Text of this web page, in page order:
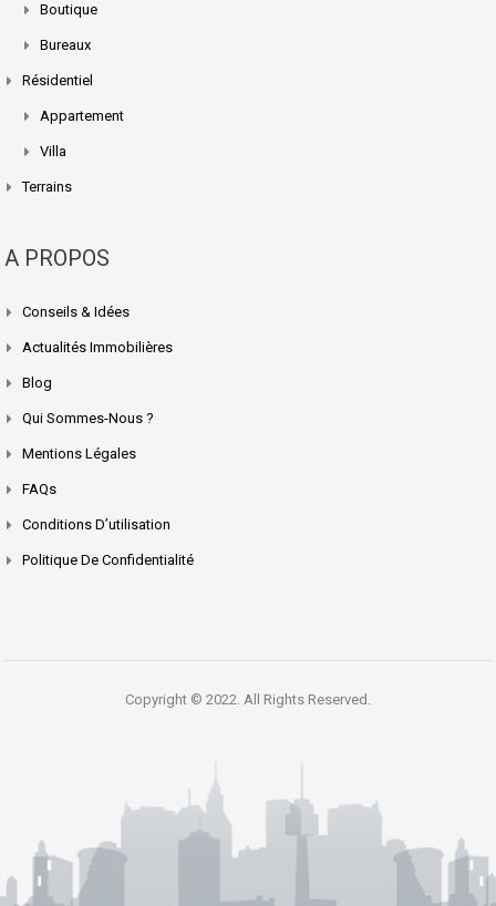
Boutique
Bureaux
Résidentiel
Appartement
Villa
Terrains
A PROPOS
Conseils & Idées
Actualités Immobilières
Blog
Qui Sommes-Nous ?
Mentions Légales
FAQs
Conditions D’utilisation
Politique De Confidentialité
Copyright © 2022. All Rights Reserved.